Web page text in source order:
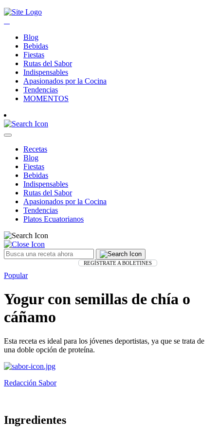
Blog
Bebidas
Fiestas
Rutas del Sabor
Indispensables
Apasionados por la Cocina
Tendencias
MOMENTOS
Recetas
Blog
Fiestas
Bebidas
Indispensables
Rutas del Sabor
Apasionados por la Cocina
Tendencias
Platos Ecuatorianos
REGÍSTRATE A BOLETINES
Popular
Yogur con semillas de chía o
cáñamo
Esta receta es ideal para los jóvenes deportistas, ya que se trata de
una doble opción de proteína.
Redacción Sabor
Ingredientes